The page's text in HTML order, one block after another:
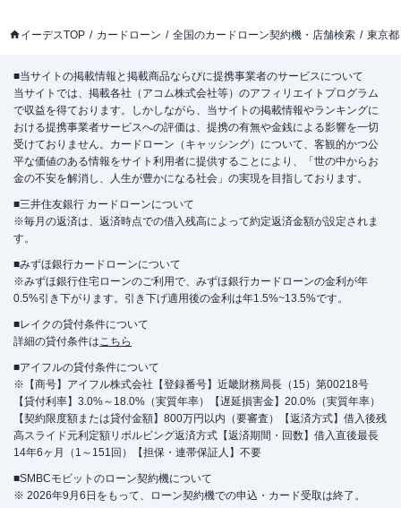
住所 東京都世田谷区桜丘2-27-12
名称
みずほ銀行
みずほパーソナルスクエア尾山
台ラウンジ
営業時間
土曜：-
日祝：-
ATM営業時間
土曜 ：
日祝 ： -
ATM
住所 東京都世田谷区等々力2-19-2
名称 三菱ＵＦＪ銀行 経堂支店
営業時間
平日：9：00～15：00
土曜：-
イーデスTOP カードローン 全国のカードローン契約機・店舗検索 東京都
■当サイトの掲載情報と掲載商品ならびに提携事業者のサービスについて
当サイトでは、掲載各社（アコム株式会社等）のアフィリエイトプログラム
で収益を得ております。しかしながら、当サイトの掲載情報やランキングに
おける提携事業者サービスへの評価は、提携の有無や金銭による影響を一切
受けておりません。カードローン（キャッシング）について、客観的かつ公
平な価値のある情報をサイト利用者に提供することにより、「世の中からお
金の不安を解消し、人生が豊かになる社会」の実現を目指しております。
■三井住友銀行 カードローンについて
※毎月の返済は、返済時点での借入残高によって約定返済金額が設定されま
す。
■みずほ銀行カードローンについて
※みずほ銀行住宅ローンのご利用で、みずほ銀行カードローンの金利が年
0.5%引き下がります。引き下げ適用後の金利は年1.5%~13.5%です。
■レイクの貸付条件について
詳細の貸付条件はこちら
■アイフルの貸付条件について
※【商号】アイフル株式会社【登録番号】近畿財務局長（15）第00218号
【貸付利率】3.0%～18.0%（実質年率）【遅延損害金】20.0%（実質年率）
【契約限度額または貸付金額】800万円以内（要審査）【返済方式】借入後残
高スライド元利定額リボルビング返済方式【返済期間・回数】借入直後最長
14年6ヶ月（1～151回）【担保・連帯保証人】不要
■SMBCモビットのローン契約機について
※ 2026年9月6日をもって、ローン契約機での申込・カード受取は終了。